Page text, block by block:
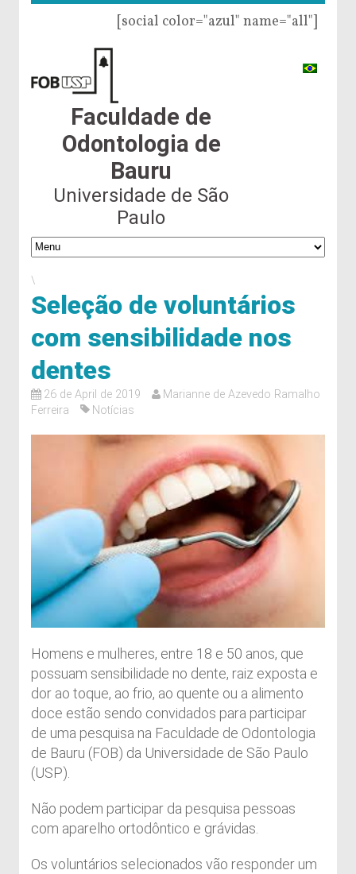
[social color="azul" name="all"]
Faculdade de
Odontologia de
Bauru
Universidade de São
Paulo
\
Seleção de voluntários
com sensibilidade nos
dentes
26 de April de 2019
Marianne de Azevedo Ramalho
Ferreira
Notícias
Homens e mulheres, entre 18 e 50 anos, que
possuam sensibilidade no dente, raiz exposta e
dor ao toque, ao frio, ao quente ou a alimento
doce estão sendo convidados para participar
de uma pesquisa na Faculdade de Odontologia
de Bauru (FOB) da Universidade de São Paulo
(USP).
Não podem participar da pesquisa pessoas
com aparelho ortodôntico e grávidas.
Os voluntários selecionados vão responder um